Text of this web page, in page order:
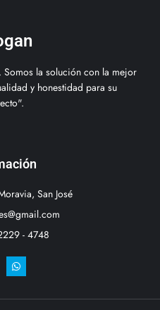
la solución con la mejor
y honestidad para su
San José
- 4748